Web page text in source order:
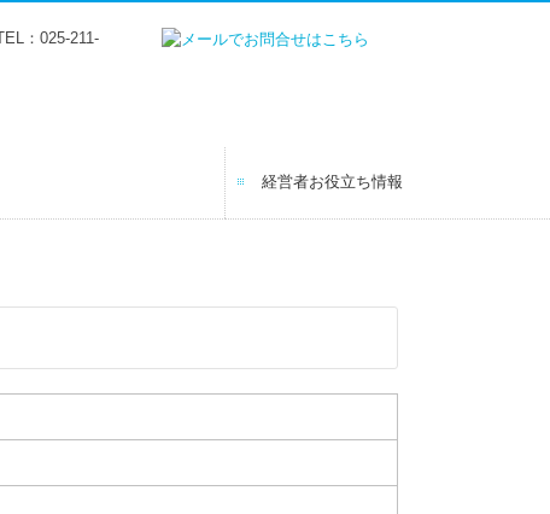
経営者お役立ち情報